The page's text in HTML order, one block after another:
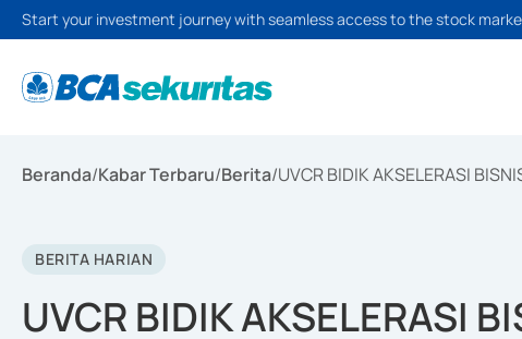
Start your investment journey with seamless access to the stock
Beranda/Kabar Terbaru/Berita/UVCR BIDIK AKSELERASI
BERITA HARIAN
UVCR BIDIK AKSELERASI